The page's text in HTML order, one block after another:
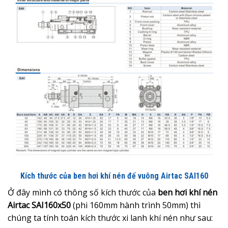
Kích thước của ben hơi khí nén đế vuông Airtac SAI160
Ở đây mình có thông số kích thước của ben hơi khí nén
Airtac SAI160x50(phi 160mm hành trình 50mm) thì
chúng ta tính toán kích thước xi lanh khí nén như sau: